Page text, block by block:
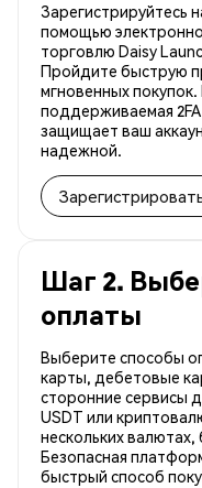
Зарегистрируйтесь
помощью
торговлю Daisy
Пройдите быструю
мгновенных покупок.
поддерживаемая
защищает ваш
надежной.
Шаг 2.
оплаты
Выберите способы
карты, дебетовые
сторонние сервисы
USDT или
нескольких
Безопасная
быстрый способ